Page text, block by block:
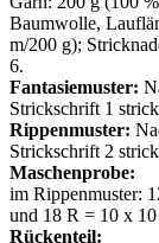
Baumwolle,
m/200 g);
6.
Fantasiemuster:
Strickschrift 1
Rippenmuster:
Strickschrift 2
Maschenprobe:
im Rippenmuster:
und 18 R = 10 x 10
Rückenteil: